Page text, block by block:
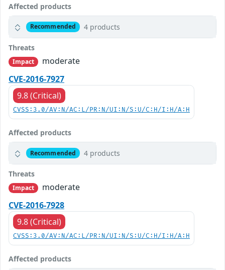
Affected products
Recommended 4 products
Threats
Impact
moderate
CVE-2016-7927
9.8 (Critical)
CVSS:3.0/AV:N/AC:L/PR:N/UI:N/S:U/C:H/I:H/A:H
Affected products
Recommended 4 products
Threats
Impact
moderate
CVE-2016-7928
9.8 (Critical)
CVSS:3.0/AV:N/AC:L/PR:N/UI:N/S:U/C:H/I:H/A:H
Affected products